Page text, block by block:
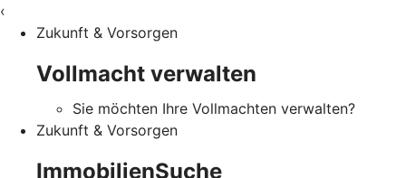
‹
Zukunft & Vorsorgen
Vollmacht verwalten
Sie möchten Ihre Vollmachten verwalten?
Zukunft & Vorsorgen
ImmobilienSuche